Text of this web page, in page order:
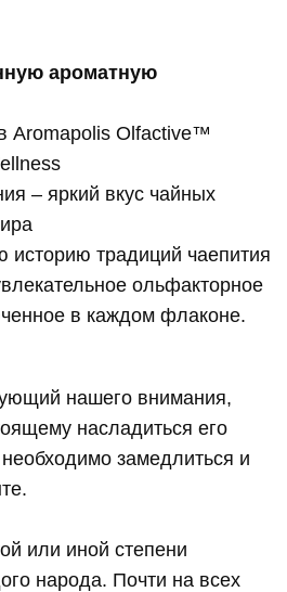
ароматную
Aromapolis Olfactive™
– яркий вкус чайных
историю традиций чаепития
ольфакторное
в каждом флаконе.
нашего внимания,
насладиться его
замедлиться и
или иной степени
народа. Почти на всех